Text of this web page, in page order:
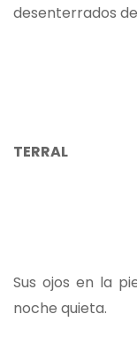
desenterrados
TERRAL
Sus ojos en la
noche quieta.